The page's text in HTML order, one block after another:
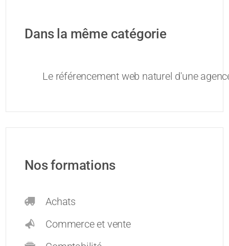
Dans la même catégorie
Le référencement web naturel d'une
Nos formations
Achats
Commerce et vente